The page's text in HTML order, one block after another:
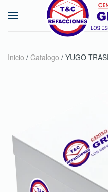
Skip to main content
Inicio / Catalogo / YUGO